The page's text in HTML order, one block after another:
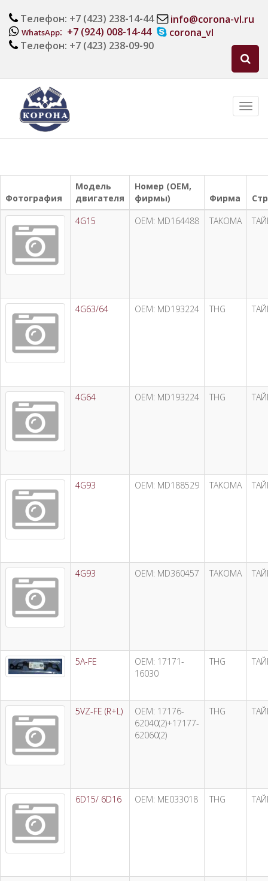
Телефон: +7 (423) 238-14-44
WhatsApp: +7 (924) 008-14-44
Телефон: +7 (423) 238-09-90
info@corona-vl.ru
corona_vl
Фотография
Модель
двигателя
Номер (OEM,
фирмы)
Фирма
4G15 OEM: MD164488 TAKOMA
4G63/64 OEM: MD193224 THG
4G64 OEM: MD193224 THG
4G93 OEM: MD188529 TAKOMA
4G93 OEM: MD360457 TAKOMA
5A-FE
OEM: 17171-
16030
THG
5VZ-FE (R+L)
OEM: 17176-
62040(2)+17177-
62060(2)
THG
6D15/ 6D16 OEM: ME033018 THG